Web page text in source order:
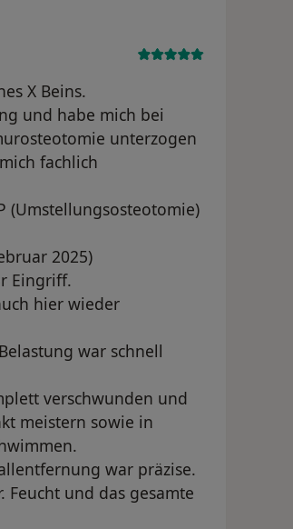
X Beins.
und habe mich bei
unterzogen
fachlich
(Umstellungsosteotomie)
2025)
Eingriff.
hier wieder
war schnell
verschwunden und
meistern sowie in
war präzise.
Feucht und das gesamte